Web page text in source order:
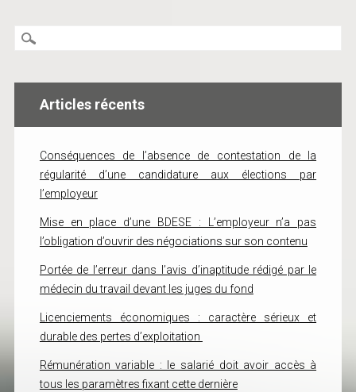
Articles récents
Conséquences de l’absence de contestation de la
régularité d’une candidature aux élections par
l’employeur
Mise en place d’une BDESE : L’employeur n’a pas
l’obligation d’ouvrir des négociations sur son contenu
Portée de l’erreur dans l’avis d’inaptitude rédigé par le
médecin du travail devant les juges du fond
Licenciements économiques : caractère sérieux et
durable des pertes d’exploitation
Rémunération variable : le salarié doit avoir accès à
tous les paramètres fixant cette dernière